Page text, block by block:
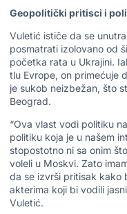
Geopolitički pritisci i
Vuletić ističe da se
posmatrati izolovano od
početka rata u Ukrajini.
tlu Evrope, on primećuje
je sukob neizbežan, što
Beograd.
“Ova vlast vodi politiku
politiku koja je u našem
stopostotno ni sa onim
voleli u Moskvi. Zato
da se izvrši pritisak kako
akterima koji bi vodili
Vuletić.